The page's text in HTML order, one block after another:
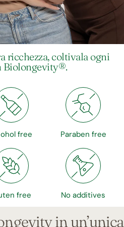
ricchezza, coltivala ogni
Biolongevity®.
free Paraben free
free No additives
in un’unica